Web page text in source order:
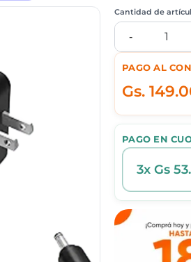
PAGO AL
Gs.
PAGO EN
3x Gs
Cantidad de
- 1